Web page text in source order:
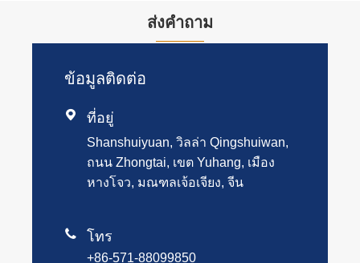
ส่งคำถาม
ข้อมูลติดต่อ
 ที่อยู่
Shanshuiyuan, วิลล่า Qingshuiwan,
ถนน Zhongtai, เขต Yuhang, เมือง
หางโจว, มณฑลเจ้อเจียง, จีน
 โทร
+86-571-88099850